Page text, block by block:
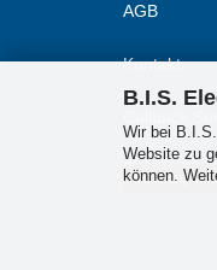
B.I.S.
Wir bei
Website zu
können.
AGB
Kontakt
Cookie
Vertrag